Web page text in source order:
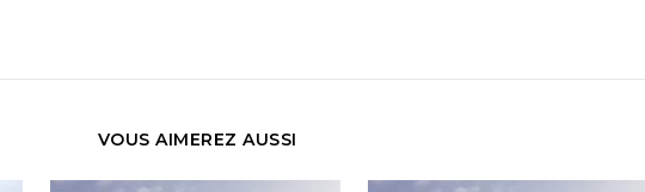
VOUS AIMEREZ AUSSI